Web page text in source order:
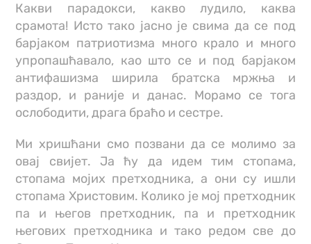
Какви парадокси, какво лудило, каква
срамота! Исто тако јасно је свима да се под
барјаком патриотизма много крало и много
упропашћавало, као што се и под барјаком
антифашизма ширила братска мржња и
раздор, и раније и данас. Морамо се тога
ослободити, драга браћо и сестре.
Ми хришћани смо позвани да се молимо за
овај свијет. Ја ћу да идем тим стопама,
стопама мојих претходника, а они су ишли
стопама Христовим. Колико је мој претходник
па и његов претходник, па и претходник
његових претходника и тако редом све до